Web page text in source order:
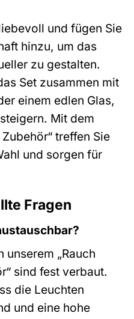
und fügen Sie
hinzu, um das
zu gestalten.
Set zusammen mit
einem edlen Glas,
Mit dem
treffen Sie
und sorgen für
Fragen
„Rauch
sind fest verbaut.
die Leuchten
und eine hohe